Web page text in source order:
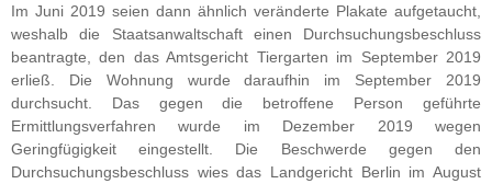
Im Juni 2019 seien dann ähnlich veränderte Plakate aufgetaucht,
weshalb die Staatsanwaltschaft einen Durchsuchungsbeschluss
beantragte, den das Amtsgericht Tiergarten im September 2019
erließ. Die Wohnung wurde daraufhin im September 2019
durchsucht. Das gegen die betroffene Person geführte
Ermittlungsverfahren wurde im Dezember 2019 wegen
Geringfügigkeit eingestellt. Die Beschwerde gegen den
Durchsuchungsbeschluss wies das Landgericht Berlin im August